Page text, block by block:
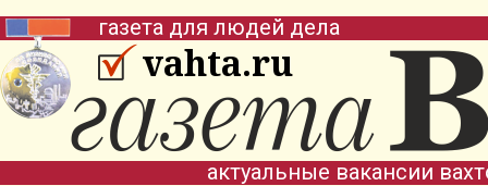
vahta.ru
газета для людей дела
актуальные вакансии